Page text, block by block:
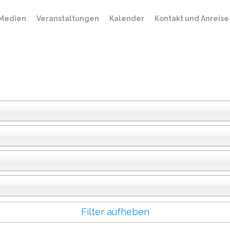
Medien Veranstaltungen Kalender Kontakt und Anreise
Filter aufheben